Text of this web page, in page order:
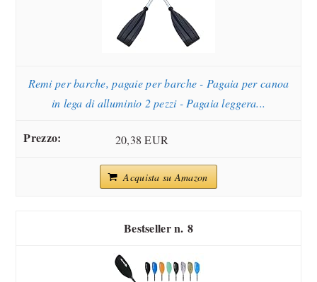
Remi per barche, pagaie per barche - Pagaia per canoa
in lega di alluminio 2 pezzi - Pagaia leggera...
20,38 EUR
Acquista su Amazon
8